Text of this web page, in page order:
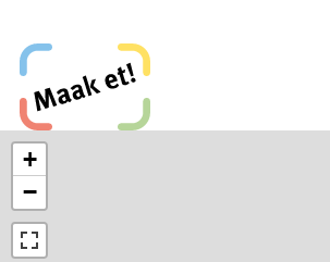
Maak et, Krefeld!
+
−